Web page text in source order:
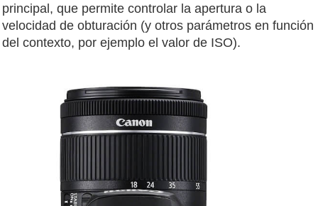
principal, que permite controlar la apertura o la
velocidad de obturación (y otros parámetros en función
del contexto, por ejemplo el valor de ISO).